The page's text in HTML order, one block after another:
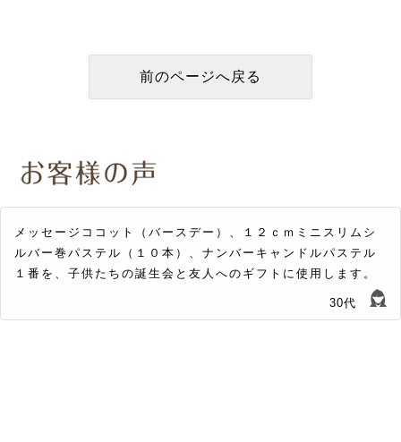
メッセージココット（バースデー）、１２ｃｍミニスリムシ
ルバー巻パステル（１０本）、ナンバーキャンドルパステル
１番を、子供たちの誕生会と友人へのギフトに使用します。
30代